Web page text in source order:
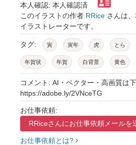
本人確認: 本人確認済
このイラストの作者 RRice さんは
イラストレーターです。
タグ: 寅 寅年 虎 とら
年賀状 年賀 白背景 黄色
2022年 とら年 文字
正月 コピースペース
令和4年
お正月 和 和風 シルエット
コメント: AI・ベクター・高画質は
https://adobe.ly/2VNceTG
お仕事依頼:
RRiceさんにお仕事依頼メールを
お仕事依頼とは?